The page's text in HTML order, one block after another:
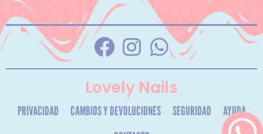
Lovely Nails
PRIVACIDAD CAMBIOS Y DEVOLUCIONES SEGURIDAD
AYUDA